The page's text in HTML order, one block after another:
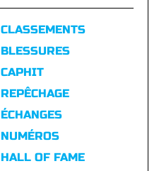
CLASSEMENTS
BLESSURES
CAPHIT
REPÊCHAGE
ÉCHANGES
NUMÉROS
HALL OF FAME